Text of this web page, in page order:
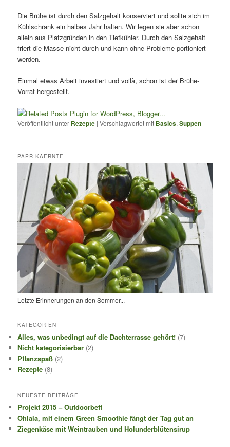
Die Brühe ist durch den Salzgehalt konserviert und sollte sich im
Kühlschrank ein halbes Jahr halten. Wir legen sie aber schon
allein aus Platzgründen in den Tiefkühler. Durch den Salzgehalt
friert die Masse nicht durch und kann ohne Probleme portioniert
werden.
Einmal etwas Arbeit investiert und voilà, schon ist der Brühe-
Vorrat hergestellt.
Veröffentlicht unter Rezepte |Verschlagwortet mit Basics,Suppen
PAPRIKAERNTE
Letzte Erinnerungen an den Sommer...
KATEGORIEN
Alles, was unbedingt auf die Dachterrasse gehört! (7)
Nicht kategorisierbar (2)
Pflanzspaß (2)
Rezepte (8)
NEUESTE BEITRÄGE
Projekt 2015 – Outdoorbett
Ohlala, mit einem Green Smoothie fängt der Tag gut an
Ziegenkäse mit Weintrauben und Holunderblütensirup